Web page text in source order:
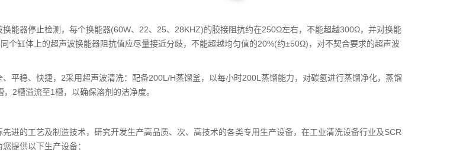
能器停止检测，每个换能器(60W、22、25、28KHZ)的胶接阻抗约在250Ω左右，不能超越300Ω，并对换能
个缸体上的超声波换能器阻抗值应尽量接近分歧，不能超越均匀值的20%(约±50Ω)，对不契合要求的超声波
平稳、快捷，2采用超声波清洗：配备200L/H蒸馏釜，以每小时200L蒸馏能力，对碳氢进行蒸馏净化，蒸馏
2槽溢流至1槽，以确保溶剂的洁净度。
进的工艺及制造技术，研究开发生产高品质、次、高技术的各类专用生产设备，在工业清洗设备行业及SCR
提供以下生产设备：